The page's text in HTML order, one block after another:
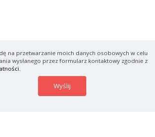
na przetwarzanie moich danych osobowych w celu
wysłanego przez formularz kontaktowy zgodnie z
.